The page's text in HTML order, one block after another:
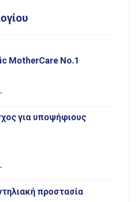
MotherCare No.1
για υποψήφιους
προστασία